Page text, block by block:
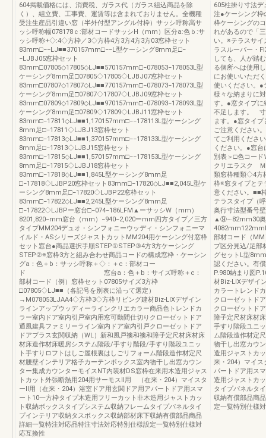
604掲載価格には、消費税、ガラス代（ガラス組込商品を除
く）、組立費、工事費、運賃等は含まれておりません。全機種
受注生産品引違い窓（半外付型アングル付枠）サッシ呼称高サ
ッシ呼称幅078178ｃ:部材コードサッシH（mm）区分a:色ｂ:サ
ッシ呼称+◇:4◇方枠／3◇方枠4方3方4方3方03窓枠セット
83mm□−−LJ■■370157mm□−−L型ケーシング8mm足□−
−LJBJ05窓枠セット
83mm□07805◇17805◇LJ■■570157mm□−078053−178053L型
ケーシング8mm足□07805◇17805◇LJBJ07窓枠セット
83mm□07807◇17807◇LJ■■770157mm□−078073−178073L型
ケーシング8mm足□07807◇17807◇LJBJ09窓枠セット
83mm□07809◇17809◇LJ■■970157mm□−078093−178093L型
ケーシング8mm足□07809◇17809◇LJBJ11窓枠セット
83mm□−17811◇LJ■■1,170157mm□−−178113L型ケーシング
8mm足□−17811◇LJBJ13窓枠セット
83mm□−17813◇LJ■■1,370157mm□−−178133L型ケーシング
8mm足□−17813◇LJBJ15窓枠セット
83mm□−17815◇LJ■■1,570157mm□−−178153L型ケーシング
8mm足□−17815◇LJBJ18窓枠セット
83mm□−17818◇LJ■■1,845L型ケーシング8mm足
□−17818◇LJBP20窓枠セット83mm□−17820◇LJ■■2,045L型ケ
ーシング8mm足□−17820◇LJBP22窓枠セット
83mm□−17822◇LJ■■2,245L型ケーシング8mm足
□−17822◇LJBPー窓台□−074−186LFM▲ーサッシW（mm）
8201,820−mm窓台（mm）−940−2,020ーmm四方タイプ／三方
タイプMM204デュオ・シンフォニーウッディ・シンフォニーマ
イルド・ASシリーズジャストカットMM204用ケーシング付窓枠
セット窓台●商品選択手順STEP①STEP③4方3方ケーシング
STEP②※窓枠3方と組み合わせ商品コードの構成窓枠・ケーシン
グa：色＋b：サッシ呼称＋◇：＋c：部材コー
ド 窓台a：色＋b：サイズ呼称＋c：
部材コード（例）窓枠セット07805サイズ3方枠
□07805◇LJ■■（各記号を別表に沿って選定）
→M078053LJAA4◇方枠3◇方枠リビング建材Biz-LIXデザイン
ラインアップウッディーラインクリエカラー商品色トレンドカ
ラー室内ドア室内引戸室内用窓可動間仕切りクローゼットドア
通風建具ファミリーライン室内ドア室内引戸クローゼットドア
ドアプラス玄関収納（WL）新和風戸襖和襖和障子定尺材床材床
材床造作材床暖房システム階段/手すり階段/手すり階段ユニッ
ト手すりロフトはしご屋根裏はしごリフォーム階段造作材定尺
材腰壁インテリア格子カーテンボックス室内物干し出窓カウン
ター集成カウンターモイスNT内装材DS窓枠在来用木造用ジャス
トカット外張断熱用204用サーモスⅡ用 （在来・204）マイスタ
ーⅡ用（在来・204）浴室ドア用玄関ドア用アパートドア用スマ
ート10一方枠タイプ木造用フリーカット非木造用ジャストカッ
ト収納ボックスタイプシステム収納フレームタイプパネルタイ
プインテリア収納タスボックス収納部材床下収納有償部品商品
詳細一覧特注対応品特注寸法対応特別仕様設定一覧特別仕様対
応互換性
605柱掛り寸法
注●ケーシング枠
枠ケーシングの
れがあるので「
い。※テラスサイ
ラスルーバー・
しても、人が踏
る個所へは使用
にお使いいただ
使いください。●
様々な納まりに
す。●窓タイプに
不足します。 寸
ます。●窓タイ
ご注意ください
てご利用くださ
ください。●窓
別表＞□色コー
クリエラスク
類窓枠種類◇4方
枠※窓タイプとテ
意ください。■■
テラスタイプ（
奥行寸法型番号
▲⑨∼82mm30奥
部材コード（
プ区分見込/足部
グセットL型
認ください。有
P.980納まり図
材Biz-LIXデザイ
カラートレンド
クローゼットド
クローゼットド
障子定尺材床材
手すり階段ユニ
ム階段造作材定
物干し出窓カウ
造用ジャストカ
来・204）マイス
パートドア用ス
造用ジャストカ
タイプパネルタ
収納有償部品商
定一覧特別仕様